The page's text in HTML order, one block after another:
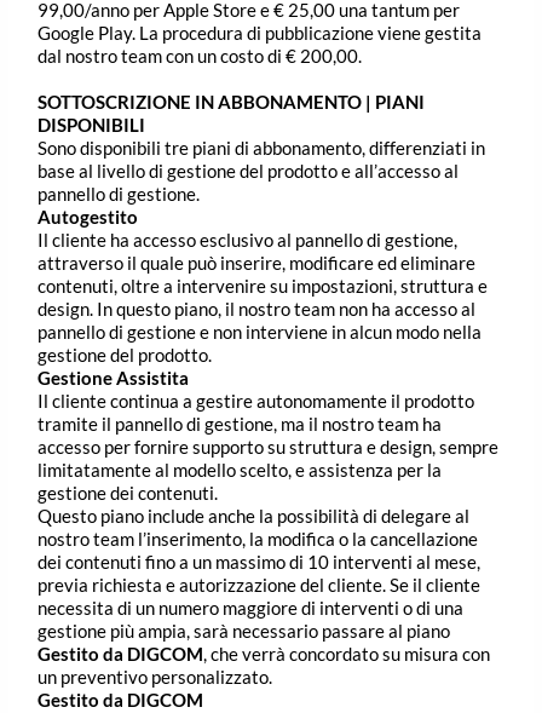
99,00/anno per Apple Store e € 25,00 una tantum per
Google Play. La procedura di pubblicazione viene gestita
dal nostro team con un costo di € 200,00.
SOTTOSCRIZIONE IN ABBONAMENTO | PIANI
DISPONIBILI
Sono disponibili tre piani di abbonamento, differenziati in
base al livello di gestione del prodotto e all’accesso al
pannello di gestione.
Autogestito
Il cliente ha accesso esclusivo al pannello di gestione,
attraverso il quale può inserire, modificare ed eliminare
contenuti, oltre a intervenire su impostazioni, struttura e
design. In questo piano, il nostro team non ha accesso al
pannello di gestione e non interviene in alcun modo nella
gestione del prodotto.
Gestione Assistita
Il cliente continua a gestire autonomamente il prodotto
tramite il pannello di gestione, ma il nostro team ha
accesso per fornire supporto su struttura e design, sempre
limitatamente al modello scelto, e assistenza per la
gestione dei contenuti.
Questo piano include anche la possibilità di delegare al
nostro team l’inserimento, la modifica o la cancellazione
dei contenuti fino a un massimo di 10 interventi al mese,
previa richiesta e autorizzazione del cliente. Se il cliente
necessita di un numero maggiore di interventi o di una
gestione più ampia, sarà necessario passare al piano
Gestito da DIGCOM , che verrà concordato su misura con
un preventivo personalizzato.
Gestito da DIGCOM